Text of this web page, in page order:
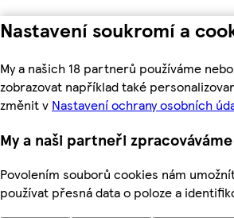
Nastavení soukromí a
My a našich 18 partnerů používáme
zobrazovat například také
změnit v Nastavení ochrany osobních
My a naši partneři
Povolením souborů cookies nám
používat přesná data o poloze a